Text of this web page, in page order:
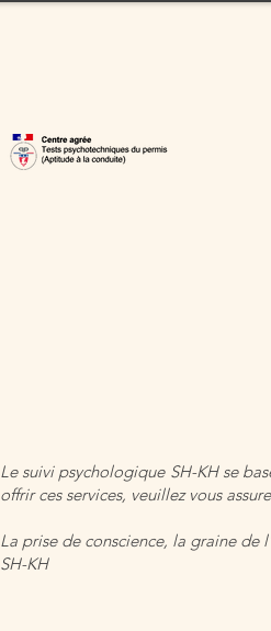
Le suivi psychologique SH-KH se
offrir ces services, veuillez vous
La prise de conscience, la graine de
SH-KH